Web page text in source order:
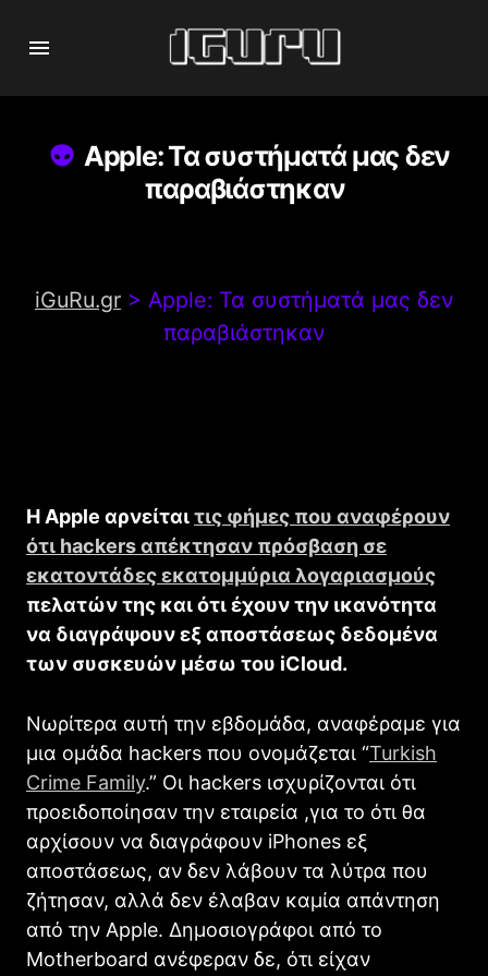
Apple: Τα συστήματά μας δεν
παραβιάστηκαν
iGuRu.gr > Apple: Τα συστήματά μας δεν
παραβιάστηκαν
Η Apple αρνείταιτις φήμες που αναφέρουν
ότι hackers απέκτησαν πρόσβαση σε
εκατοντάδες εκατομμύρια λογαριασμούς
πελατών της και ότι έχουν την ικανότητα
να διαγράψουν εξ αποστάσεως δεδομένα
των συσκευών μέσω του iCloud.
Νωρίτερα αυτή την εβδομάδα, αναφέραμε για
μια ομάδα hackers που ονομάζεται “Turkish
Crime Family.” Οι hackers ισχυρίζονται ότι
προειδοποίησαν την εταιρεία ,για το ότι θα
αρχίσουν να διαγράφουν iPhones εξ
αποστάσεως, αν δεν λάβουν τα λύτρα που
ζήτησαν, αλλά δεν έλαβαν καμία απάντηση
από την Αpple. Δημοσιογράφοι από το
Motherboard ανέφεραν δε, ότι είχαν